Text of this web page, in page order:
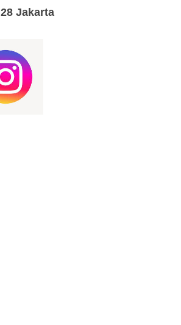
Jakarta